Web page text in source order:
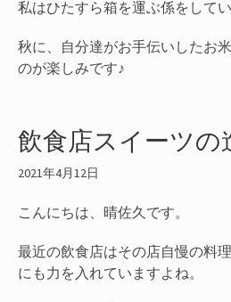
私はひたすら箱を運ぶ係をしてい
秋に、自分達がお手伝いしたお
のが楽しみです♪
飲食店スイーツの
2021年4月12日
こんにちは、晴佐久です。
最近の飲食店はその店自慢の料
にも力を入れていますよね。